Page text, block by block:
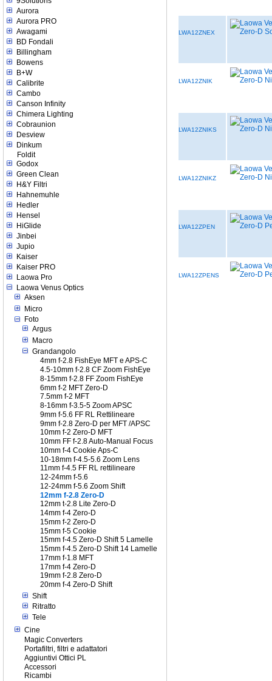
Aurora
Aurora PRO
Awagami
BD Fondali
Billingham
Bowens
B+W
Calibrite
Cambo
Canson Infinity
Chimera Lighting
Cobraunion
Desview
Dinkum
Foldit
Godox
Green Clean
H&Y Filtri
Hahnemuhle
Hedler
Hensel
HiGlide
Jinbei
Jupio
Kaiser
Kaiser PRO
Laowa Pro
Laowa Venus Optics
Aksen
Micro
Foto
Argus
Macro
Grandangolo
4mm f-2.8 FishEye MFT e APS-C
4.5-10mm f-2.8 CF Zoom FishEye
8-15mm f-2.8 FF Zoom FishEye
6mm f-2 MFT Zero-D
7.5mm f-2 MFT
8-16mm f-3.5-5 Zoom APSC
9mm f-5.6 FF RL Rettilineare
9mm f-2.8 Zero-D per MFT /APSC
10mm f-2 Zero-D MFT
10mm FF f-2.8 Auto-Manual Focus
10mm f-4 Cookie Aps-C
10-18mm f-4.5-5.6 Zoom Lens
11mm f-4.5 FF RL rettilineare
12-24mm f-5.6
12-24mm f-5.6 Zoom Shift
12mm f-2.8 Zero-D
12mm t-2.8 Lite Zero-D
14mm f-4 Zero-D
15mm f-2 Zero-D
15mm f-5 Cookie
15mm f-4.5 Zero-D Shift 5 Lamelle
15mm f-4.5 Zero-D Shift 14 Lamelle
17mm f-1.8 MFT
17mm f-4 Zero-D
19mm f-2.8 Zero-D
20mm f-4 Zero-D Shift
Shift
Ritratto
Tele
Cine
Magic Converters
Portafiltri, filtri e adattatori
Aggiuntivi Ottici PL
Accessori
Ricambi
LWA12ZNEX
LWA12ZNIK
LWA12ZNIKS
LWA12ZNIKZ
LWA12ZPEN
LWA12ZPENS